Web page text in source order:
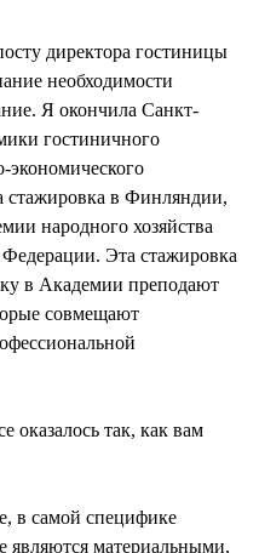
директора гостиницы
необходимости
Я окончила Санкт-
гостиничного
экономического
стажировка в Финляндии,
народного хозяйства
Эта стажировка
в Академии преподают
совмещают
оказалось так, как вам
в самой специфике
являются материальными,